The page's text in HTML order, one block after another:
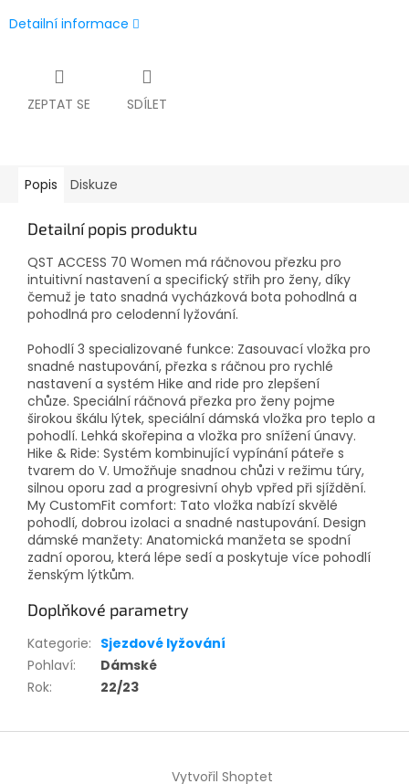
Detailní informace
ZEPTAT SE SDÍLET
Popis Diskuze
Detailní popis produktu
QST ACCESS 70 Women má ráčnovou přezku pro
intuitivní nastavení a specifický střih pro ženy, díky
čemuž je tato snadná vycházková bota pohodlná a
pohodlná pro celodenní lyžování.
Pohodlí 3 specializované funkce: Zasouvací vložka pro
snadné nastupování, přezka s ráčnou pro rychlé
nastavení a systém Hike and ride pro zlepšení
chůze. Speciální ráčnová přezka pro ženy pojme
širokou škálu lýtek, speciální dámská vložka pro teplo a
pohodlí. Lehká skořepina a vložka pro snížení únavy.
Hike & Ride: Systém kombinující vypínání páteře s
tvarem do V. Umožňuje snadnou chůzi v režimu túry,
silnou oporu zad a progresivní ohyb vpřed při sjíždění.
My CustomFit comfort: Tato vložka nabízí skvělé
pohodlí, dobrou izolaci a snadné nastupování. Design
dámské manžety: Anatomická manžeta se spodní
zadní oporou, která lépe sedí a poskytuje více pohodlí
ženským lýtkům.
Doplňkové parametry
Kategorie: Sjezdové lyžování
Pohlaví:
Dámské
Rok: 22/23
Vytvořil Shoptet